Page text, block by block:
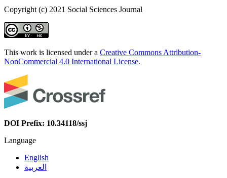
Copyright (c) 2021 Social Sciences Journal
This work is licensed under a Creative Commons Attribution-
NonCommercial 4.0 International License.
DOI Prefix: 10.34118/ssj
Language
English
العربية